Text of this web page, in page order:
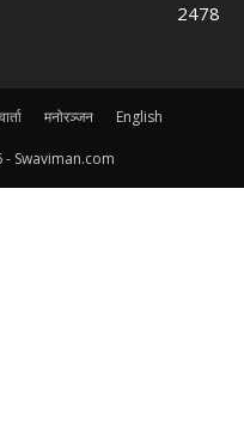
2478
मनोरञ्जन English
- Swaviman.com